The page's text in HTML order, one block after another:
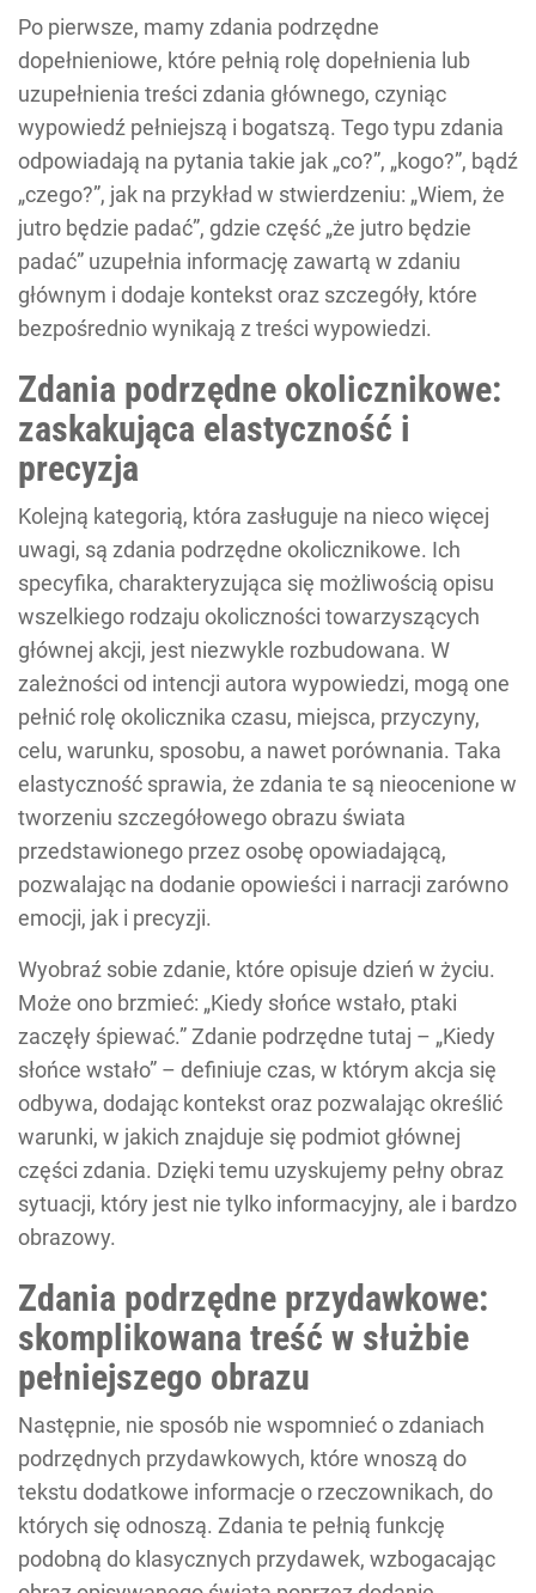
Po pierwsze, mamy zdania podrzędne
dopełnieniowe, które pełnią rolę dopełnienia lub
uzupełnienia treści zdania głównego, czyniąc
wypowiedź pełniejszą i bogatszą. Tego typu zdania
odpowiadają na pytania takie jak „co?”, „kogo?”, bądź
„czego?”, jak na przykład w stwierdzeniu: „Wiem, że
jutro będzie padać”, gdzie część „że jutro będzie
padać” uzupełnia informację zawartą w zdaniu
głównym i dodaje kontekst oraz szczegóły, które
bezpośrednio wynikają z treści wypowiedzi.
Zdania podrzędne okolicznikowe:
zaskakująca elastyczność i
precyzja
Kolejną kategorią, która zasługuje na nieco więcej
uwagi, są zdania podrzędne okolicznikowe. Ich
specyfika, charakteryzująca się możliwością opisu
wszelkiego rodzaju okoliczności towarzyszących
głównej akcji, jest niezwykle rozbudowana. W
zależności od intencji autora wypowiedzi, mogą one
pełnić rolę okolicznika czasu, miejsca, przyczyny,
celu, warunku, sposobu, a nawet porównania. Taka
elastyczność sprawia, że zdania te są nieocenione w
tworzeniu szczegółowego obrazu świata
przedstawionego przez osobę opowiadającą,
pozwalając na dodanie opowieści i narracji zarówno
emocji, jak i precyzji.
Wyobraź sobie zdanie, które opisuje dzień w życiu.
Może ono brzmieć: „Kiedy słońce wstało, ptaki
zaczęły śpiewać.” Zdanie podrzędne tutaj – „Kiedy
słońce wstało” – definiuje czas, w którym akcja się
odbywa, dodając kontekst oraz pozwalając określić
warunki, w jakich znajduje się podmiot głównej
części zdania. Dzięki temu uzyskujemy pełny obraz
sytuacji, który jest nie tylko informacyjny, ale i bardzo
obrazowy.
Zdania podrzędne przydawkowe:
skomplikowana treść w służbie
pełniejszego obrazu
Następnie, nie sposób nie wspomnieć o zdaniach
podrzędnych przydawkowych, które wnoszą do
tekstu dodatkowe informacje o rzeczownikach, do
których się odnoszą. Zdania te pełnią funkcję
podobną do klasycznych przydawek, wzbogacając